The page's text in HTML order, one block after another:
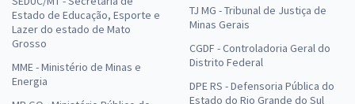
Estado de Educação, Esporte e
Lazer do estado de Mato
Grosso
MME - Ministério de Minas e
Energia
TJ MG - Tribunal de Justiça de
Minas Gerais
CGDF - Controladoria Geral do
Distrito Federal
DPE RS - Defensoria Pública do
Estado do Rio Grande do Sul